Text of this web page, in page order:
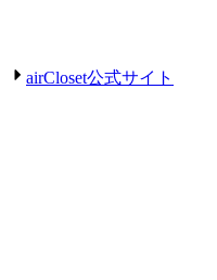
airCloset公式サイト